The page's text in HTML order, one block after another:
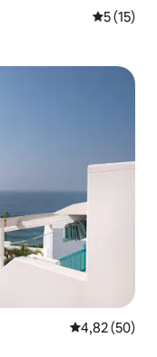
5 (15)
Gemiddelde
4,82 (50)